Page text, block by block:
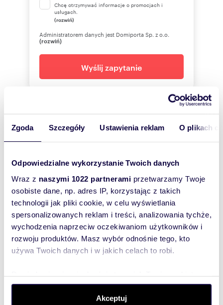
Zgoda Szczegóły Ustawienia reklam O plikach
Odpowiedzialne wykorzystanie Twoich danych
Wraz z naszymi 1022 partnerami przetwarzamy Twoje
osobiste dane, np. adres IP, korzystając z takich
technologii jak pliki cookie, w celu wyświetlania
spersonalizowanych reklam i treści, analizowania tychże,
wychodzenia naprzeciw oczekiwaniom użytkowników i
rozwoju produktów. Masz wybór odnośnie tego, kto
używa Twoich danych i w jakich celach to robi.
dane są przetwarzane oraz ustaw własne preferencje w
. W Deklaracji plików cookie możesz
Akceptuj
Chcę otrzymywać informacje o promocjach i
usługach.
(rozwiń)
Administratorem danych jest Domiporta Sp. z o.o.
(rozwiń)
Wyślij zapytanie
IMMOBILIA KOMPLEKSOWA
OBSŁUGA NIERUCHOMOŚCI
792090 Pokaż telefon
Zostaw telefon, oddzwonimy
bezpłatnie
Zatwierdź